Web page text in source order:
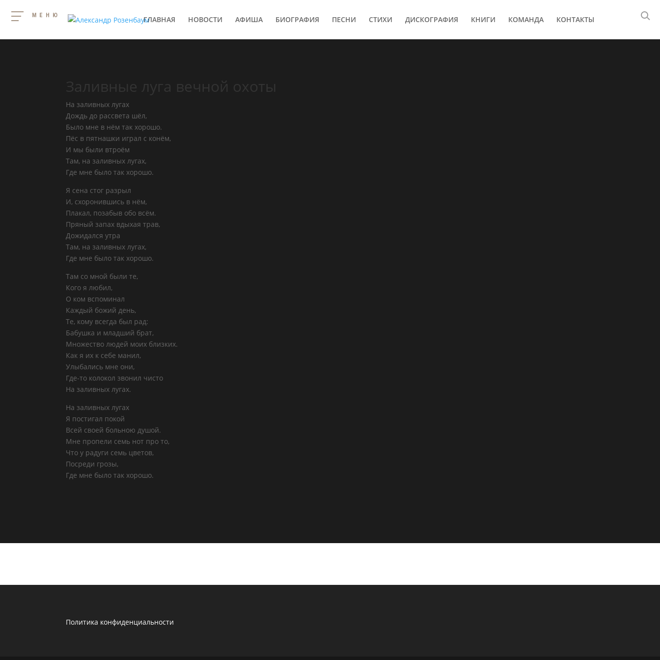
ГЛАВНАЯ НОВОСТИ АФИША БИОГРАФИЯ ПЕСНИ СТИХИ ДИСКОГРАФИЯ КНИГИ КОМАНДА КОНТАКТЫ
Заливные луга вечной охоты
На заливных лугах
Дождь до рассвета шёл,
Было мне в нём так хорошо.
Пёс в пятнашки играл с конём,
И мы были втроём
Там, на заливных лугах,
Где мне было так хорошо.
Я сена стог разрыл
И, схоронившись в нём,
Плакал, позабыв обо всём.
Пряный запах вдыхая трав,
Дожидался утра
Там, на заливных лугах,
Где мне было так хорошо.
Там со мной были те,
Кого я любил,
О ком вспоминал
Каждый божий день,
Те, кому всегда был рад:
Бабушка и младший брат,
Множество людей моих близких.
Как я их к себе манил,
Улыбались мне они,
Где-то колокол звонил чисто
На заливных лугах.
На заливных лугах
Я постигал покой
Всей своей больною душой.
Мне пропели семь нот про то,
Что у радуги семь цветов,
Посреди грозы,
Где мне было так хорошо.
Политика конфиденциальности
МЕНЮ